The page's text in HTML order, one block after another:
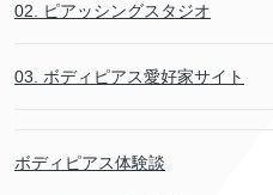
02. ピアッシングスタジオ
03. ボディピアス愛好家サイト
ボディピアス体験談